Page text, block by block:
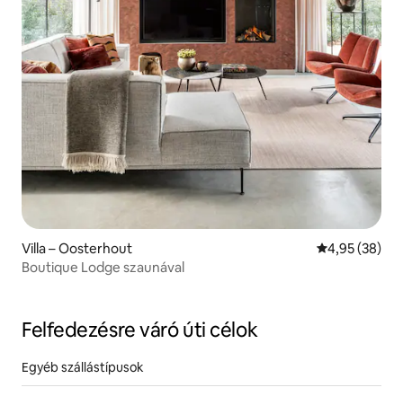
Villa – Oosterhout Átlagos
4,95 (38)
Boutique Lodge szaunával
Felfedezésre váró úti célok
Egyéb szállástípusok